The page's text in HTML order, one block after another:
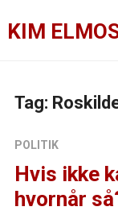
KIM
Tag:
POLITIK
Hvis ikke
hvornår